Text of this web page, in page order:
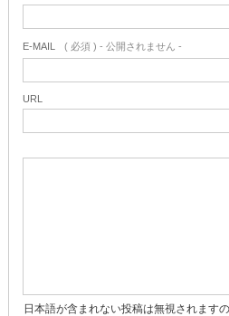
E-MAIL ( 必須 ) - 公開されません -
URL
日本語が含まれない投稿は無視されます